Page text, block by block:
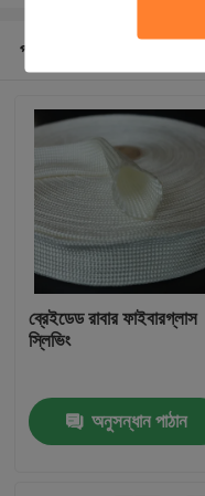
প্রস্তাবিত পণ্য
ব্রেইডেড রাবার ফাইবারগ্লাস
স্লিভিং
অনুসন্ধান পাঠান